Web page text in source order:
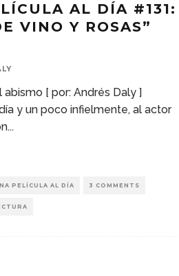
AL DÍA #131:
VINO Y ROSAS”
abismo [ por: Andrés Daly ]
y un poco infielmente, al actor
...
PELÍCULA AL DÍA 3 COMMENTS